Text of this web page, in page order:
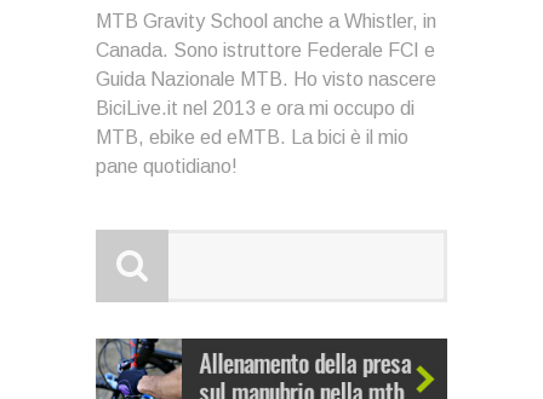
MTB Gravity School anche a Whistler, in
Canada. Sono istruttore Federale FCI e
Guida Nazionale MTB. Ho visto nascere
BiciLive.it nel 2013 e ora mi occupo di
MTB, ebike ed eMTB. La bici è il mio
pane quotidiano!